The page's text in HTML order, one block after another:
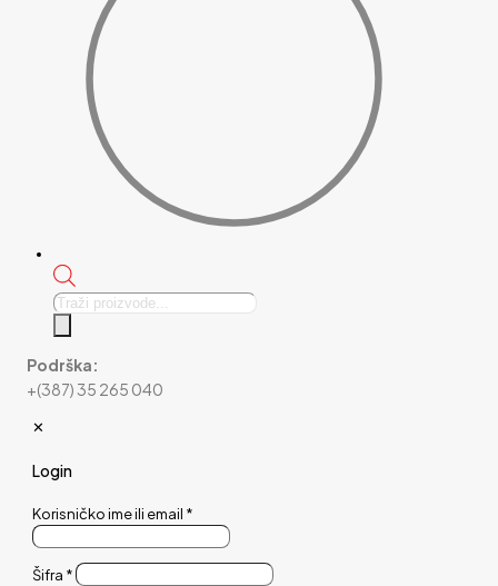
Products
Podrška:
+(387) 35 265 040
✕
Login
Korisničko ime ili email *
Šifra *